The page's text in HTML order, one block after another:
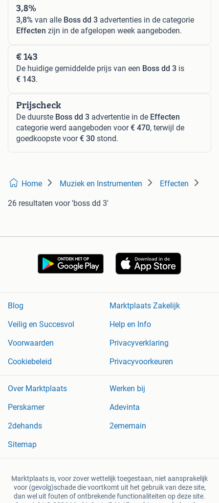
3,8%
3,8% van alle Boss dd 3 advertenties in de categorie
Effecten zijn in de afgelopen week aangeboden.
€ 143
De huidige gemiddelde prijs van een Boss dd 3 is
€ 143.
Prijscheck
De duurste Boss dd 3 advertentie in de Effecten
categorie werd aangeboden voor€ 470, terwijl de
goedkoopste voor€ 30 stond.
Home Muziek en Instrumenten Effecten
26 resultaten voor 'boss dd 3'
Blog
Marktplaats Zakelijk
Veilig en Succesvol
Help en Info
Voorwaarden
Privacyverklaring
Cookiebeleid
Privacyvoorkeuren
Over Marktplaats
Werken bij
Perskamer
Adevinta
2dehands
2ememain
Sitemap
Marktplaats is, voor zover wettelijk toegestaan, niet aansprakelijk
voor (gevolg)schade die voortkomt uit het gebruik van deze site,
dan wel uit fouten of ontbrekende functionaliteiten op deze site.